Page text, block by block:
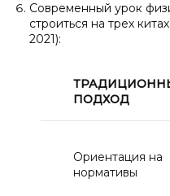
Современный урок
строиться на трех
2021):
ПОДХОД
Ориентация на
нормативы